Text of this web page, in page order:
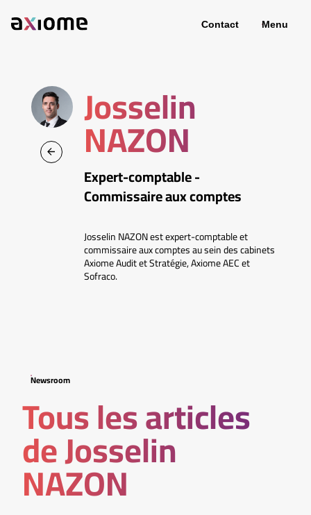
Contact Menu
Josselin
NAZON
Expert-comptable -
Commissaire aux comptes
Josselin NAZON est expert-comptable et
commissaire aux comptes au sein des cabinets
Axiome Audit et Stratégie, Axiome AEC et
Sofraco.
Newsroom
Tous les articles
de Josselin
NAZON